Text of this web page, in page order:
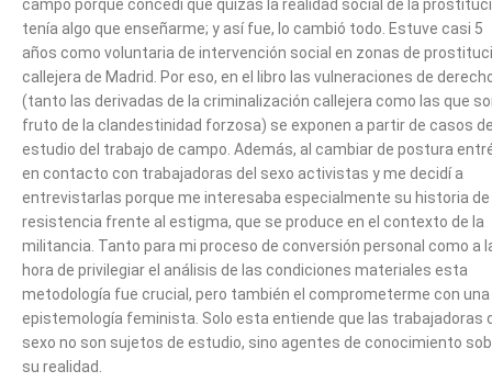
campo porque concedí que quizás la realidad social de la
tenía algo que enseñarme; y así fue, lo cambió todo. Estuve casi 5
años como voluntaria de intervención social en zonas de
callejera de Madrid. Por eso, en el libro las vulneraciones de
(tanto las derivadas de la criminalización callejera como las que
fruto de la clandestinidad forzosa) se exponen a partir de casos
estudio del trabajo de campo. Además, al cambiar de postura
en contacto con trabajadoras del sexo activistas y me decidí a
entrevistarlas porque me interesaba especialmente su historia de
resistencia frente al estigma, que se produce en el contexto de la
militancia. Tanto para mi proceso de conversión personal como a
hora de privilegiar el análisis de las condiciones materiales esta
metodología fue crucial, pero también el comprometerme con una
epistemología feminista. Solo esta entiende que las trabajadoras
sexo no son sujetos de estudio, sino agentes de conocimiento
su realidad.